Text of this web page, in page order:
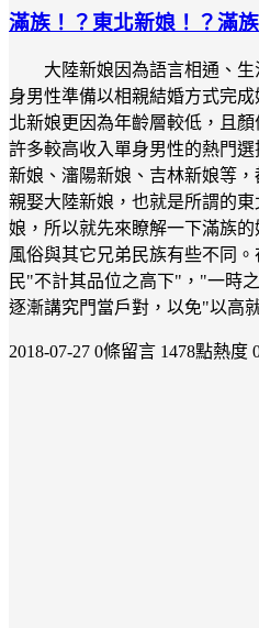
滿族！？東北新娘！？滿
大陸新娘因為語言相通、
身男性準備以相親結婚方式完
北新娘更因為年齡層較低，且
許多較高收入單身男性的熱門
新娘、瀋陽新娘、吉林新娘等
親娶大陸新娘，也就是所謂的
娘，所以就先來瞭解一下滿族
風俗與其它兄弟民族有些不同
民"不計其品位之高下"，"一時
逐漸講究門當戶對，以免"以高
2018-07-27 0條留言 1478點熱度